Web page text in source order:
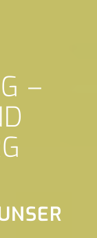
–